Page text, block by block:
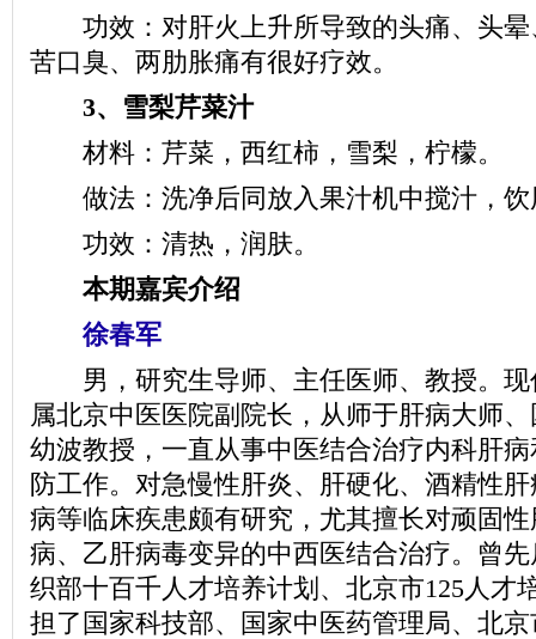
功效：对肝火上升所导致的头痛、头晕
苦口臭、两肋胀痛有很好疗效。
3、雪梨芹菜汁
材料：芹菜，西红柿，雪梨，柠檬。
做法：洗净后同放入果汁机中搅汁，饮
功效：清热，润肤。
本期嘉宾介绍
徐春军
男，研究生导师、主任医师、教授。现
属北京中医医院副院长，从师于肝病大师
幼波教授，一直从事中医结合治疗内科肝
防工作。对急慢性肝炎、肝硬化、酒精性
病等临床疾患颇有研究，尤其擅长对顽固
病、乙肝病毒变异的中西医结合治疗。曾
织部十百千人才培养计划、北京市125人才
担了国家科技部、国家中医药管理局、北